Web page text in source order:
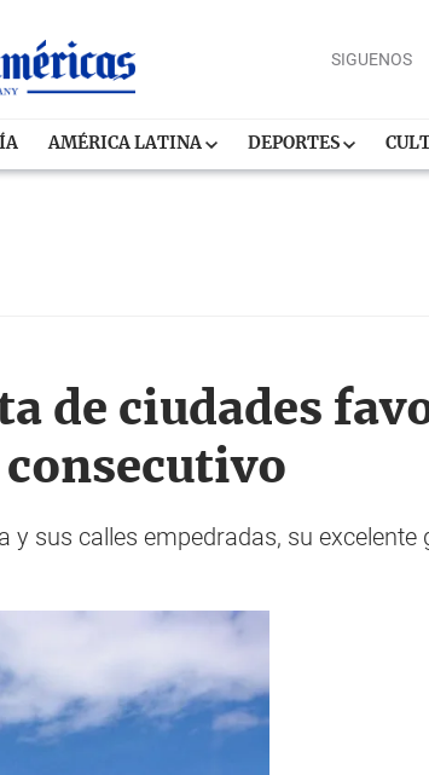
SIGUENOS
AMÉRICA LATINA DEPORTES
de ciudades
consecutivo
sus calles empedradas, su excelente